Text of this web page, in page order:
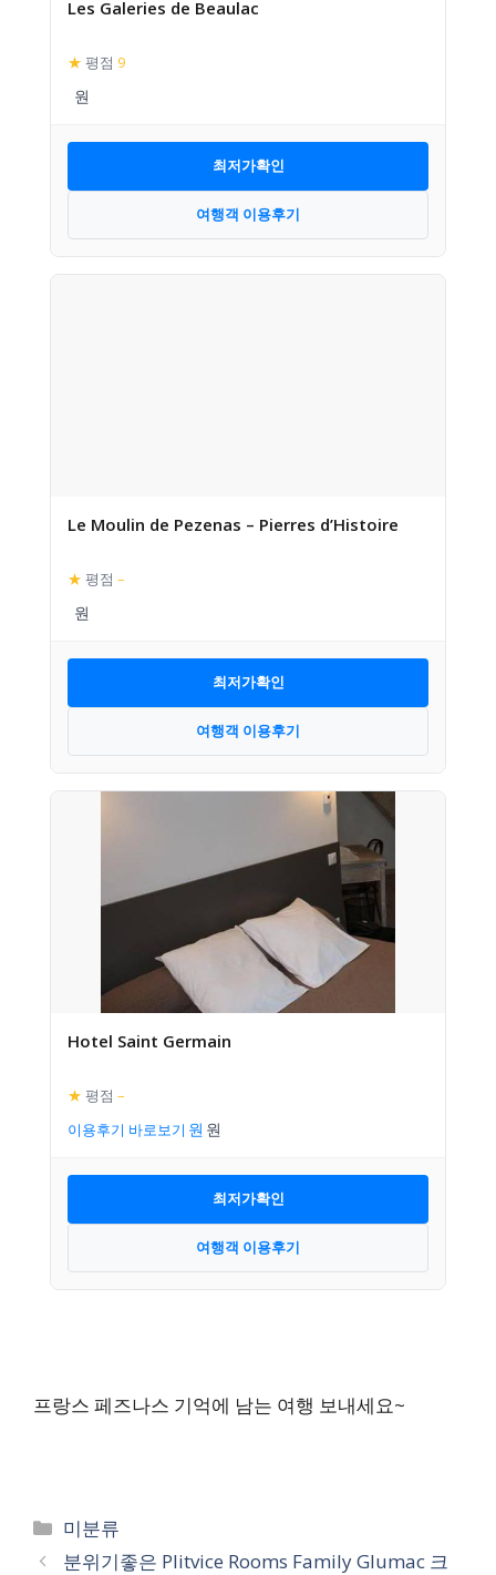
Les Galeries de Beaulac
★ 평점 9
최저가확인
여행객 이용후기
Le Moulin de Pezenas – Pierres d’Histoire
★ 평점 –
최저가확인
여행객 이용후기
Hotel Saint Germain
★ 평점 –
이용후기 바로보기
최저가확인
여행객 이용후기
프랑스 페즈나스 기억에 남는 여행 보내세요~
카
테
미분류
분위기좋은 Plitvice Rooms Family Glumac 크